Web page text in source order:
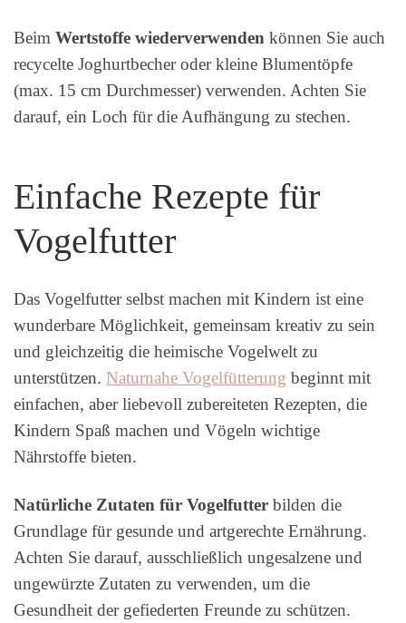
Beim Wertstoffe wiederverwenden können Sie auch
recycelte Joghurtbecher oder kleine Blumentöpfe
(max. 15 cm Durchmesser) verwenden. Achten Sie
darauf, ein Loch für die Aufhängung zu stechen.
Einfache Rezepte für
Vogelfutter
Das Vogelfutter selbst machen mit Kindern ist eine
wunderbare Möglichkeit, gemeinsam kreativ zu sein
und gleichzeitig die heimische Vogelwelt zu
unterstützen. Naturnahe Vogelfütterung beginnt mit
einfachen, aber liebevoll zubereiteten Rezepten, die
Kindern Spaß machen und Vögeln wichtige
Nährstoffe bieten.
Natürliche Zutaten für Vogelfutter bilden die
Grundlage für gesunde und artgerechte Ernährung.
Achten Sie darauf, ausschließlich ungesalzene und
ungewürzte Zutaten zu verwenden, um die
Gesundheit der gefiederten Freunde zu schützen.